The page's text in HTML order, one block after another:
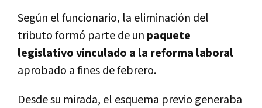
Según el funcionario, la eliminación del
tributo formó parte de un paquete
legislativo vinculado a la reforma laboral
aprobado a fines de febrero.
Desde su mirada, el esquema previo generaba